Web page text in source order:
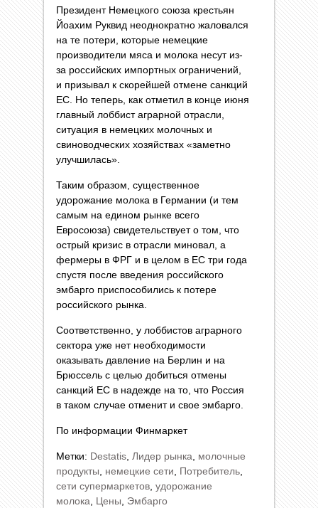
Президент Немецкого союза крестьян
Йоахим Руквид неоднократно жаловался
на те потери, которые немецкие
производители мяса и молока несут из-
за российских импортных ограничений,
и призывал к скорейшей отмене санкций
ЕС. Но теперь, как отметил в конце июня
главный лоббист аграрной отрасли,
ситуация в немецких молочных и
свиноводческих хозяйствах «заметно
улучшилась».
Таким образом, существенное
удорожание молока в Германии (и тем
самым на едином рынке всего
Евросоюза) свидетельствует о том, что
острый кризис в отрасли миновал, а
фермеры в ФРГ и в целом в ЕС три года
спустя после введения российского
эмбарго приспособились к потере
российского рынка.
Соответственно, у лоббистов аграрного
сектора уже нет необходимости
оказывать давление на Берлин и на
Брюссель с целью добиться отмены
санкций ЕС в надежде на то, что Россия
в таком случае отменит и свое эмбарго.
По информации Финмаркет
Метки: Destatis Лидер рынка
молочные
продукты
немецкие сети Потребитель
сети супермаркетов удорожание
молока
Цены Эмбарго